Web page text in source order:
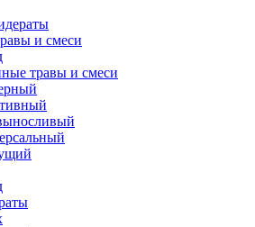
и смеси
травы и смеси